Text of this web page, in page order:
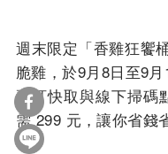
週末限定「香雞狂饗
脆雞，於9月8日至9
預訂快取與線下掃碼
需 299 元，讓你省錢